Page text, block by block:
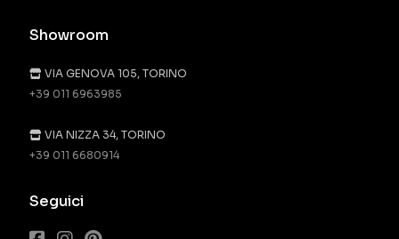
Showroom
VIA GENOVA 105, TORINO
+39 011 6963985
VIA NIZZA 34, TORINO
+39 011 6680914
Seguici